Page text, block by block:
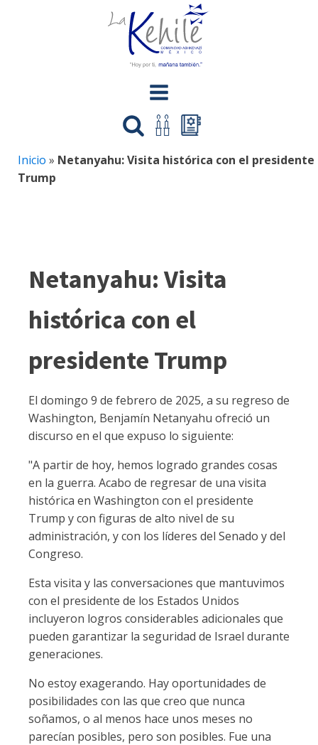
Inicio » Netanyahu: Visita histórica con el presidente
Trump
Netanyahu: Visita
histórica con el
presidente Trump
El domingo 9 de febrero de 2025, a su regreso de
Washington, Benjamín Netanyahu ofreció un
discurso en el que expuso lo siguiente:
"A partir de hoy, hemos logrado grandes cosas
en la guerra. Acabo de regresar de una visita
histórica en Washington con el presidente
Trump y con figuras de alto nivel de su
administración, y con los líderes del Senado y del
Congreso.
Esta visita y las conversaciones que mantuvimos
con el presidente de los Estados Unidos
incluyeron logros considerables adicionales que
pueden garantizar la seguridad de Israel durante
generaciones.
No estoy exagerando. Hay oportunidades de
posibilidades con las que creo que nunca
soñamos, o al menos hace unos meses no
parecían posibles, pero son posibles. Fue una